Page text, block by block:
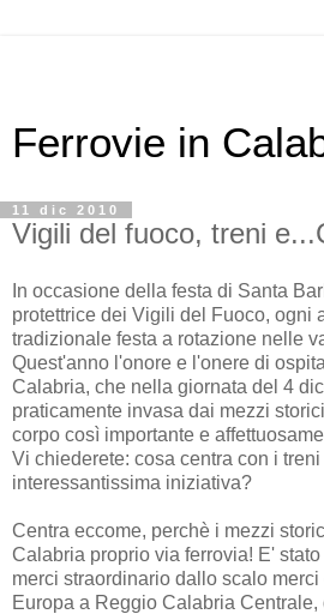
Ferrovie in
11 dic 2010
Vigili del fuoco, treni
In occasione della festa di Santa
protettrice dei Vigili del Fuoco, ogni
tradizionale festa a rotazione nelle
Quest'anno l'onore e l'onere di
Calabria, che nella giornata del 4
praticamente invasa dai mezzi
corpo così importante e
Vi chiederete: cosa centra con i
interessantissima iniziativa?
Centra eccome, perchè i mezzi
Calabria proprio via ferrovia! E'
merci straordinario dallo scalo
Europa a Reggio Calabria Centrale,